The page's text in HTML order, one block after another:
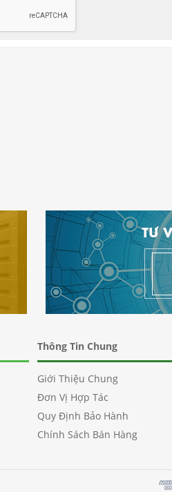
Thông Tin Chung
Giới Thiệu Chung
Đơn Vị Hợp Tác
Quy Định Bảo Hành
Chính Sách Bán Hàng